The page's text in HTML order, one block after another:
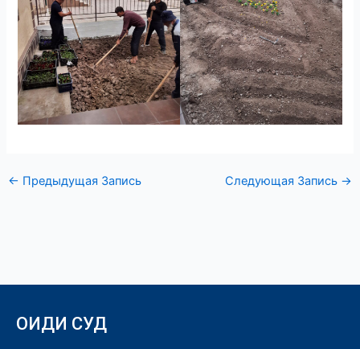
← Предыдущая Запись Следующая Запись →
ОИДИ СУД